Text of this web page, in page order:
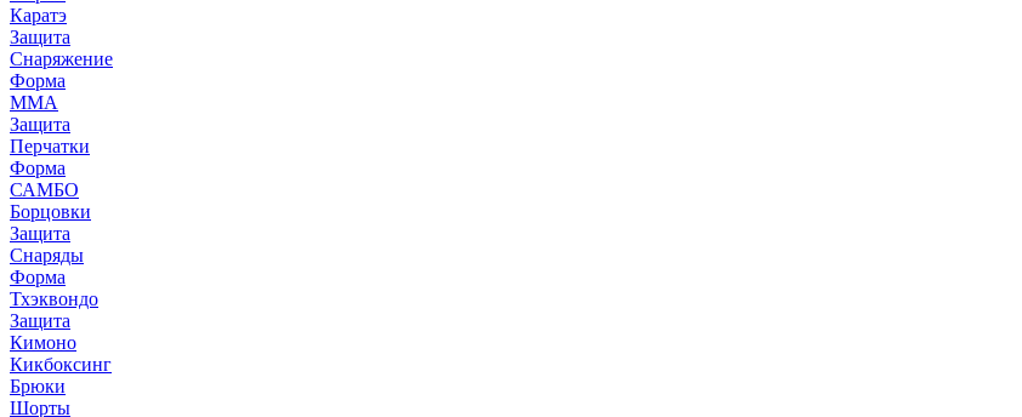
Каратэ
Защита
Снаряжение
Форма
ММА
Защита
Перчатки
Форма
САМБО
Борцовки
Защита
Снаряды
Форма
Тхэквондо
Защита
Кимоно
Кикбоксинг
Брюки
Шорты